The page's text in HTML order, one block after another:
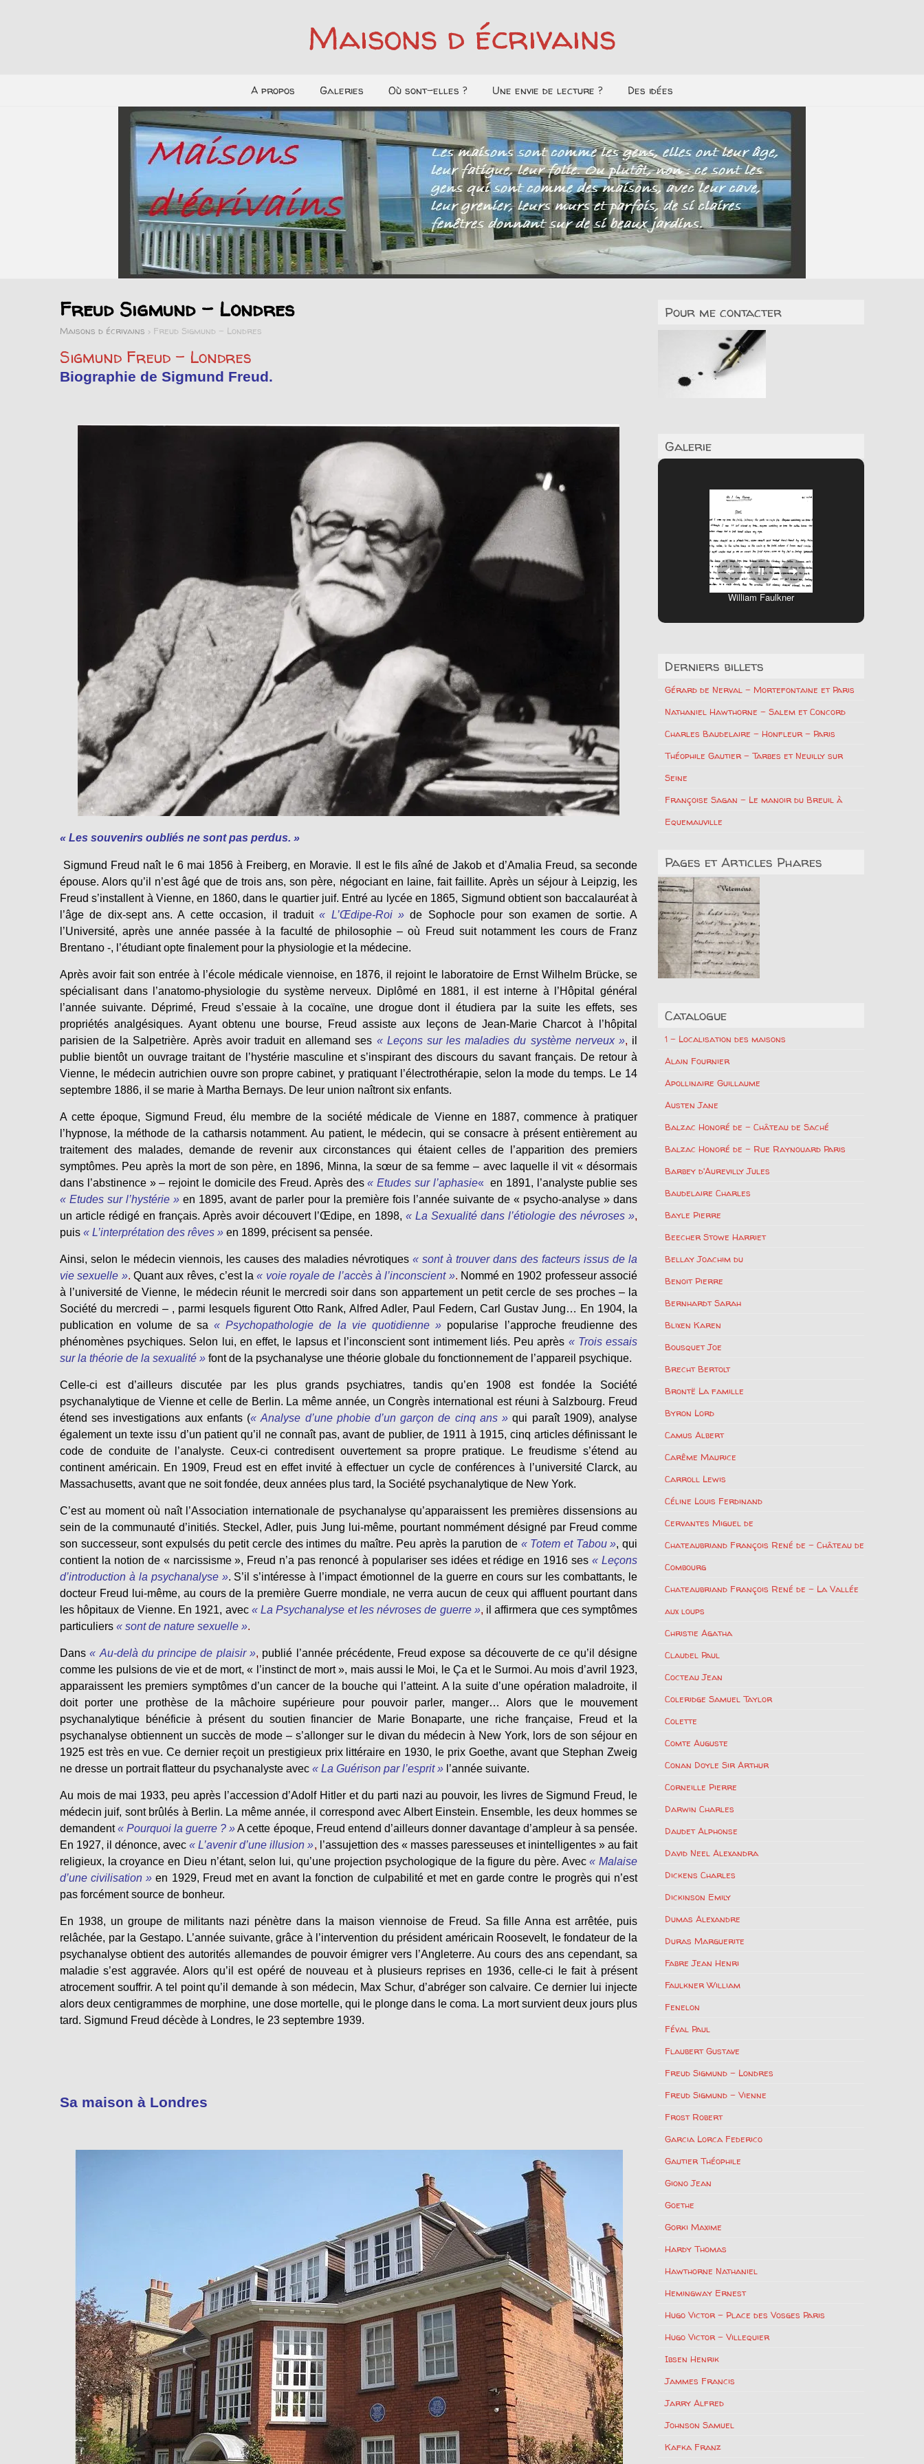
Maisons d écrivains
A propos Galeries Où sont-elles ? Une envie de lecture ? Des idées
Freud Sigmund – Londres
Maisons d écrivains > Freud Sigmund - Londres
Sigmund Freud – Londres
Biographie de Sigmund Freud.
« Les souvenirs oubliés ne sont pas perdus. »
Sigmund Freud naît le 6 mai 1856 à Freiberg, en Moravie. Il est le fils aîné de Jakob et d’Amalia Freud, sa seconde
épouse. Alors qu’il n’est âgé que de trois ans, son père, négociant en laine, fait faillite. Après un séjour à Leipzig, les
Freud s’installent à Vienne, en 1860, dans le quartier juif. Entré au lycée en 1865, Sigmund obtient son baccalauréat à
l’âge de dix-sept ans. A cette occasion, il traduit « L’Œdipe-Roi » de Sophocle pour son examen de sortie. A
l’Université, après une année passée à la faculté de philosophie – où Freud suit notamment les cours de Franz
Brentano -, l’étudiant opte finalement pour la physiologie et la médecine.
Après avoir fait son entrée à l’école médicale viennoise, en 1876, il rejoint le laboratoire de Ernst Wilhelm Brücke, se
spécialisant dans l’anatomo-physiologie du système nerveux. Diplômé en 1881, il est interne à l’Hôpital général
l’année suivante. Déprimé, Freud s’essaie à la cocaïne, une drogue dont il étudiera par la suite les effets, ses
propriétés analgésiques. Ayant obtenu une bourse, Freud assiste aux leçons de Jean-Marie Charcot à l’hôpital
parisien de la Salpetrière. Après avoir traduit en allemand ses « Leçons sur les maladies du système nerveux », il
publie bientôt un ouvrage traitant de l’hystérie masculine et s’inspirant des discours du savant français. De retour à
Vienne, le médecin autrichien ouvre son propre cabinet, y pratiquant l’électrothérapie, selon la mode du temps. Le 14
septembre 1886, il se marie à Martha Bernays. De leur union naîtront six enfants.
A cette époque, Sigmund Freud, élu membre de la société médicale de Vienne en 1887, commence à pratiquer
l’hypnose, la méthode de la catharsis notamment. Au patient, le médecin, qui se consacre à présent entièrement au
traitement des malades, demande de revenir aux circonstances qui étaient celles de l’apparition des premiers
symptômes. Peu après la mort de son père, en 1896, Minna, la sœur de sa femme – avec laquelle il vit « désormais
dans l’abstinence » – rejoint le domicile des Freud. Après des « Etudes sur l’aphasie« en 1891, l’analyste publie ses
« Etudes sur l’hystérie » en 1895, avant de parler pour la première fois l’année suivante de « psycho-analyse » dans
un article rédigé en français. Après avoir découvert l’Œdipe, en 1898, « La Sexualité dans l’étiologie des névroses »,
puis « L’interprétation des rêves » en 1899, précisent sa pensée.
Ainsi, selon le médecin viennois, les causes des maladies névrotiques « sont à trouver dans des facteurs issus de la
vie sexuelle ». Quant aux rêves, c’est la « voie royale de l’accès à l’inconscient ». Nommé en 1902 professeur associé
à l’université de Vienne, le médecin réunit le mercredi soir dans son appartement un petit cercle de ses proches – la
Société du mercredi – , parmi lesquels figurent Otto Rank, Alfred Adler, Paul Federn, Carl Gustav Jung… En 1904, la
publication en volume de sa « Psychopathologie de la vie quotidienne » popularise l’approche freudienne des
phénomènes psychiques. Selon lui, en effet, le lapsus et l’inconscient sont intimement liés. Peu après « Trois essais
sur la théorie de la sexualité » font de la psychanalyse une théorie globale du fonctionnement de l’appareil psychique.
Celle-ci est d’ailleurs discutée par les plus grands psychiatres, tandis qu’en 1908 est fondée la Société
psychanalytique de Vienne et celle de Berlin. La même année, un Congrès international est réuni à Salzbourg. Freud
étend ses investigations aux enfants (« Analyse d’une phobie d’un garçon de cinq ans » qui paraît 1909), analyse
également un texte issu d’un patient qu’il ne connaît pas, avant de publier, de 1911 à 1915, cinq articles définissant le
code de conduite de l’analyste. Ceux-ci contredisent ouvertement sa propre pratique. Le freudisme s’étend au
continent américain. En 1909, Freud est en effet invité à effectuer un cycle de conférences à l’université Clarck, au
Massachusetts, avant que ne soit fondée, deux années plus tard, la Société psychanalytique de New York.
C’est au moment où naît l’Association internationale de psychanalyse qu’apparaissent les premières dissensions au
sein de la communauté d’initiés. Steckel, Adler, puis Jung lui-même, pourtant nommément désigné par Freud comme
son successeur, sont expulsés du petit cercle des intimes du maître. Peu après la parution de « Totem et Tabou », qui
contient la notion de « narcissisme », Freud n’a pas renoncé à populariser ses idées et rédige en 1916 ses « Leçons
d’introduction à la psychanalyse ». S’il s’intéresse à l’impact émotionnel de la guerre en cours sur les combattants, le
docteur Freud lui-même, au cours de la première Guerre mondiale, ne verra aucun de ceux qui affluent pourtant dans
les hôpitaux de Vienne. En 1921, avec « La Psychanalyse et les névroses de guerre », il affirmera que ces symptômes
particuliers « sont de nature sexuelle ».
Dans « Au-delà du principe de plaisir », publié l’année précédente, Freud expose sa découverte de ce qu’il désigne
comme les pulsions de vie et de mort, « l’instinct de mort », mais aussi le Moi, le Ça et le Surmoi. Au mois d’avril 1923,
apparaissent les premiers symptômes d’un cancer de la bouche qui l’atteint. A la suite d’une opération maladroite, il
doit porter une prothèse de la mâchoire supérieure pour pouvoir parler, manger… Alors que le mouvement
psychanalytique bénéficie à présent du soutien financier de Marie Bonaparte, une riche française, Freud et la
psychanalyse obtiennent un succès de mode – s’allonger sur le divan du médecin à New York, lors de son séjour en
1925 est très en vue. Ce dernier reçoit un prestigieux prix littéraire en 1930, le prix Goethe, avant que Stephan Zweig
ne dresse un portrait flatteur du psychanalyste avec « La Guérison par l’esprit » l’année suivante.
Au mois de mai 1933, peu après l’accession d’Adolf Hitler et du parti nazi au pouvoir, les livres de Sigmund Freud, le
médecin juif, sont brûlés à Berlin. La même année, il correspond avec Albert Einstein. Ensemble, les deux hommes se
demandent « Pourquoi la guerre ? » A cette époque, Freud entend d’ailleurs donner davantage d’ampleur à sa pensée.
En 1927, il dénonce, avec « L’avenir d’une illusion », l’assujettion des « masses paresseuses et inintelligentes » au fait
religieux, la croyance en Dieu n’étant, selon lui, qu’une projection psychologique de la figure du père. Avec « Malaise
d’une civilisation » en 1929, Freud met en avant la fonction de culpabilité et met en garde contre le progrès qui n’est
pas forcément source de bonheur.
En 1938, un groupe de militants nazi pénètre dans la maison viennoise de Freud. Sa fille Anna est arrêtée, puis
relâchée, par la Gestapo. L’année suivante, grâce à l’intervention du président américain Roosevelt, le fondateur de la
psychanalyse obtient des autorités allemandes de pouvoir émigrer vers l’Angleterre. Au cours des ans cependant, sa
maladie s’est aggravée. Alors qu’il est opéré de nouveau et à plusieurs reprises en 1936, celle-ci le fait à présent
atrocement souffrir. A tel point qu’il demande à son médecin, Max Schur, d’abréger son calvaire. Ce dernier lui injecte
alors deux centigrammes de morphine, une dose mortelle, qui le plonge dans le coma. La mort survient deux jours plus
tard. Sigmund Freud décède à Londres, le 23 septembre 1939.
Sa maison à Londres
Pour me contacter
Galerie
William Faulkner
Derniers billets
Gérard de Nerval – Mortefontaine et Paris
Nathaniel Hawthorne – Salem et Concord
Charles Baudelaire – Honfleur – Paris
Théophile Gautier – Tarbes et Neuilly sur
Seine
Françoise Sagan – Le manoir du Breuil à
Equemauville
Pages et Articles Phares
Catalogue
1 – Localisation des maisons
Alain Fournier
Apollinaire Guillaume
Austen Jane
Balzac Honoré de – Château de Saché
Balzac Honoré de – Rue Raynouard Paris
Barbey d'Aurevilly Jules
Baudelaire Charles
Bayle Pierre
Beecher Stowe Harriet
Bellay Joachim du
Benoit Pierre
Bernhardt Sarah
Blixen Karen
Bousquet Joe
Brecht Bertolt
Brontë La famille
Byron Lord
Camus Albert
Carême Maurice
Carroll Lewis
Céline Louis Ferdinand
Cervantes Miguel de
Chateaubriand François René de – Château de
Combourg
Chateaubriand François René de – La Vallée
aux loups
Christie Agatha
Claudel Paul
Cocteau Jean
Coleridge Samuel Taylor
Colette
Comte Auguste
Conan Doyle Sir Arthur
Corneille Pierre
Darwin Charles
Daudet Alphonse
David Neel Alexandra
Dickens Charles
Dickinson Emily
Dumas Alexandre
Duras Marguerite
Fabre Jean Henri
Faulkner William
Fenelon
Féval Paul
Flaubert Gustave
Freud Sigmund – Londres
Freud Sigmund – Vienne
Frost Robert
Garcia Lorca Federico
Gautier Théophile
Giono Jean
Goethe
Gorki Maxime
Hardy Thomas
Hawthorne Nathaniel
Hemingway Ernest
Hugo Victor – Place des Vosges Paris
Hugo Victor – Villequier
Ibsen Henrik
Jammes Francis
Jarry Alfred
Johnson Samuel
Kafka Franz